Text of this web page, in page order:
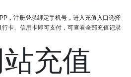
，注册登录绑定手机号，进入充值入口选择
卡、信用卡即可支付，可查看全部充值记录
充值